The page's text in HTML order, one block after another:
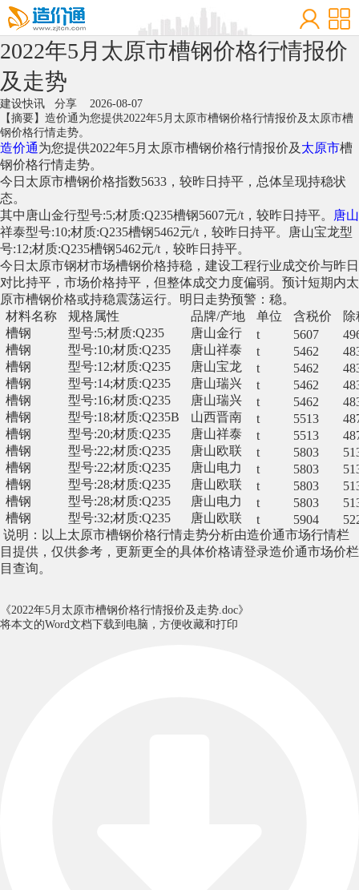
2022年5月太原市槽钢价格行情报价
及走势
建设快讯 分享 2026-08-07
【摘要】造价通为您提供2022年5月太原市槽钢价格行情报价及太原市槽
钢价格行情走势。
造价通为您提供2022年5月太原市槽钢价格行情报价及 太原市槽
钢价格行情走势。
今日太原市槽钢价格指数5633，较昨日持平，总体呈现持稳状
态。
其中唐山金行型号:5;材质:Q235槽钢5607元/t，较昨日持平。
唐山
祥泰型号:10;材质:Q235槽钢5462元/t，较昨日持平。唐山宝龙型
号:12;材质:Q235槽钢5462元/t，较昨日持平。
今日太原市钢材市场槽钢价格持稳，建设工程行业成交价与昨日
对比持平，市场价格持平，但整体成交力度偏弱。预计短期内太
原市槽钢价格或持稳震荡运行。明日走势预警：稳。
材料名称
规格属性 品牌/产地 单位 含税价
槽钢
型号:5;材质:Q235 唐山金行 t 5607
槽钢
型号:10;材质:Q235 唐山祥泰 t 5462
槽钢
型号:12;材质:Q235 唐山宝龙 t 5462
槽钢
型号:14;材质:Q235 唐山瑞兴 t 5462
槽钢
型号:16;材质:Q235 唐山瑞兴 t 5462
槽钢
型号:18;材质:Q235B 山西晋南 t 5513
槽钢
型号:20;材质:Q235 唐山祥泰 t 5513
槽钢
型号:22;材质:Q235 唐山欧联 t 5803
槽钢
型号:22;材质:Q235 唐山电力 t 5803
槽钢
型号:28;材质:Q235 唐山欧联 t 5803
槽钢
型号:28;材质:Q235 唐山电力 t 5803
槽钢
型号:32;材质:Q235 唐山欧联 t 5904
说明：以上太原市槽钢价格行情走势分析由造价通市场行情栏
目提供 ，仅供参考， 更新更全的具体价格请登录造价通市场价栏
目查询。
《2022年5月太原市槽钢价格行情报价及走势.doc》
将本文的Word文档下载到电脑，方便收藏和打印